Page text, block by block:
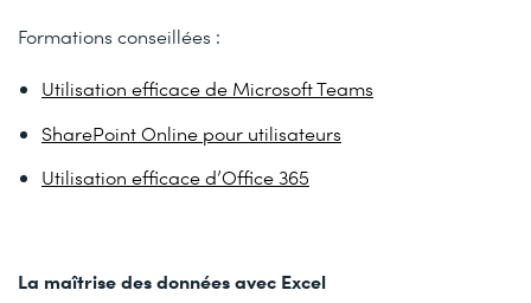
Formations conseillées :
Utilisation efficace de Microsoft Teams
SharePoint Online pour utilisateurs
Utilisation efficace d’Office 365
La maîtrise des données avec Excel